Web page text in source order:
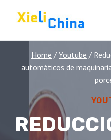
Home / Youtube /
automáticos de